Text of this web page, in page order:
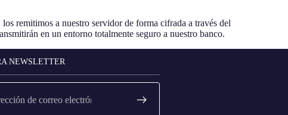
remitimos a nuestro servidor de forma cifrada a través del
en un entorno totalmente seguro a nuestro banco.
NEWSLETTER